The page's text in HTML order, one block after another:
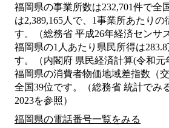
福岡県の事業所数は232,701件で全
は2,389,165人で、1事業所あたりの
す。（総務省 平成26年経済センサ
福岡県の1人あたり県民所得は
す。（内閣府 県民経済計算(令和元
福岡県の消費者物価地域差指数（
全国39位です。（総務省 統計でみ
2023を参照）
福岡県の電話番号一覧をみる